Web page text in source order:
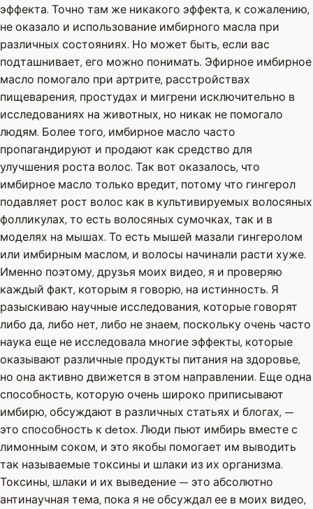
эффекта. Точно там же никакого эффекта, к сожалению,
не оказало и использование имбирного масла при
различных состояниях. Но может быть, если вас
подташнивает, его можно понимать. Эфирное имбирное
масло помогало при артрите, расстройствах
пищеварения, простудах и мигрени исключительно в
исследованиях на животных, но никак не помогало
людям. Более того, имбирное масло часто
пропагандируют и продают как средство для
улучшения роста волос. Так вот оказалось, что
имбирное масло только вредит, потому что гингерол
подавляет рост волос как в культивируемых волосяных
фолликулах, то есть волосяных сумочках, так и в
моделях на мышах. То есть мышей мазали гингеролом
или имбирным маслом, и волосы начинали расти хуже.
Именно поэтому, друзья моих видео, я и проверяю
каждый факт, которым я говорю, на истинность. Я
разыскиваю научные исследования, которые говорят
либо да, либо нет, либо не знаем, поскольку очень часто
наука еще не исследовала многие эффекты, которые
оказывают различные продукты питания на здоровье,
но она активно движется в этом направлении. Еще одна
способность, которую очень широко приписывают
имбирю, обсуждают в различных статьях и блогах, —
это способность к detox. Люди пьют имбирь вместе с
лимонным соком, и это якобы помогает им выводить
так называемые токсины и шлаки из их организма.
Токсины, шлаки и их выведение — это абсолютно
антинаучная тема, пока я не обсуждал ее в моих видео,